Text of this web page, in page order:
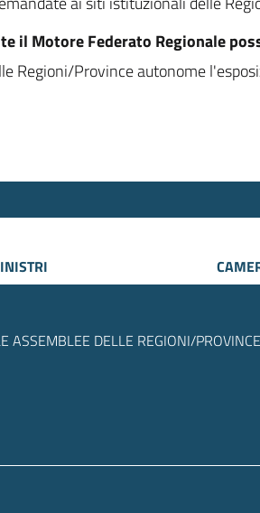
il Motore Federato Regionale
Regioni/Province autonome
ASSEMBLEE DELLE REGIONI/PROVINCE